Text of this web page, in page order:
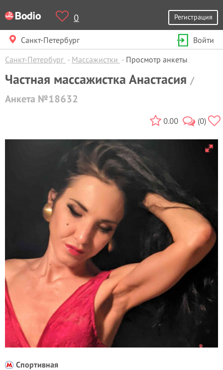
0 Регистрация
Санкт-Петербург
Войти
Санкт-Петербург
Массажистки Просмотр анкеты
Частная массажистка Анастасия /
Анкета №18632
0.00 (0)
Спортивная